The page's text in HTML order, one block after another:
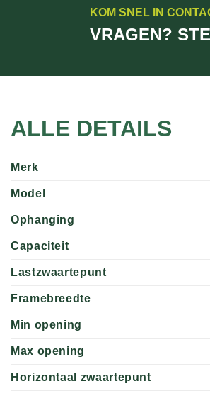
KOM SNEL IN
VRAGEN?
ALLE DETAILS
Merk
Model
Ophanging
Capaciteit
Lastzwaartepunt
Framebreedte
Min opening
Max opening
Horizontaal zwaartepunt